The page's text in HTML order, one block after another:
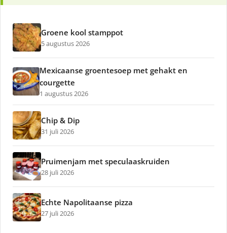
Groene kool stamppot
5 augustus 2026
Mexicaanse groentesoep met gehakt en
courgette
1 augustus 2026
Chip & Dip
31 juli 2026
Pruimenjam met speculaaskruiden
28 juli 2026
Echte Napolitaanse pizza
27 juli 2026